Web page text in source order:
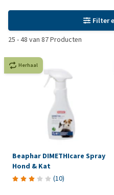
Filter
25 -48 van 87Producten
Herhaal
Beaphar DIMETHIcare Spray
Hond & Kat
(10)